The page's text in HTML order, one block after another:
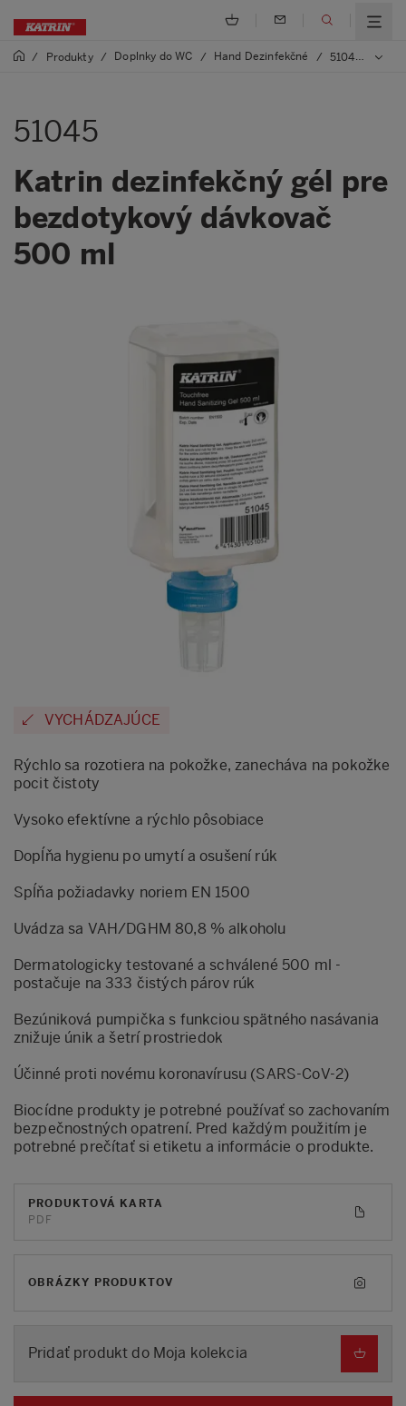
/ Produkty / Doplnky do WC / Hand Dezinfekčné / 51045 Katrin dezinfekčný gél pre bezdotykový dávkovač 500 ml
51045
Katrin dezinfekčný gél pre
bezdotykový dávkovač
500 ml
VYCHÁDZAJÚCE
Rýchlo sa rozotiera na pokožke, zanecháva na pokožke
pocit čistoty
Vysoko efektívne a rýchlo pôsobiace
Dopĺňa hygienu po umytí a osušení rúk
Spĺňa požiadavky noriem EN 1500
Uvádza sa VAH/DGHM 80,8 % alkoholu
Dermatologicky testované a schválené 500 ml -
postačuje na 333 čistých párov rúk
Bezúniková pumpička s funkciou spätného nasávania
znižuje únik a šetrí prostriedok
Účinné proti novému koronavírusu (SARS-CoV-2)
Biocídne produkty je potrebné používať so zachovaním
bezpečnostných opatrení. Pred každým použitím je
potrebné prečítať si etiketu a informácie o produkte.
PRODUKTOVÁ KARTA
PDF
OBRÁZKY PRODUKTOV
Pridať produkt do Moja kolekcia